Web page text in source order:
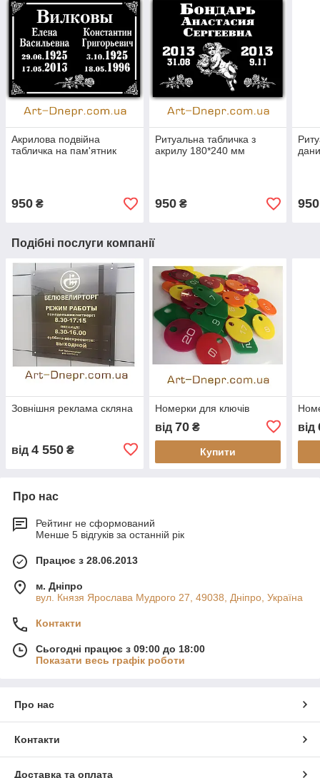
Акрилова подвійна
табличка на пам'ятник
950 ₴
Ритуальна табличка з
акрилу 180*240 мм
950₴ 950
Подібні послуги компанії
Зовнішня реклама скляна
від 4 550 ₴
Номерки для ключів
від 70₴
Купити
від
Про нас
Рейтинг не сформований
Менше 5 відгуків за останній рік
Працює з 28.06.2013
м. Дніпро
вул. Князя Ярослава Мудрого 27, 49038, Дніпро, Україна
Контакти
Сьогодні працює з 09:00 до 18:00
Показати весь графік роботи
Про нас
Контакти
Доставка та оплата